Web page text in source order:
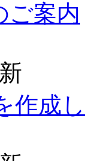
ご案内
作成